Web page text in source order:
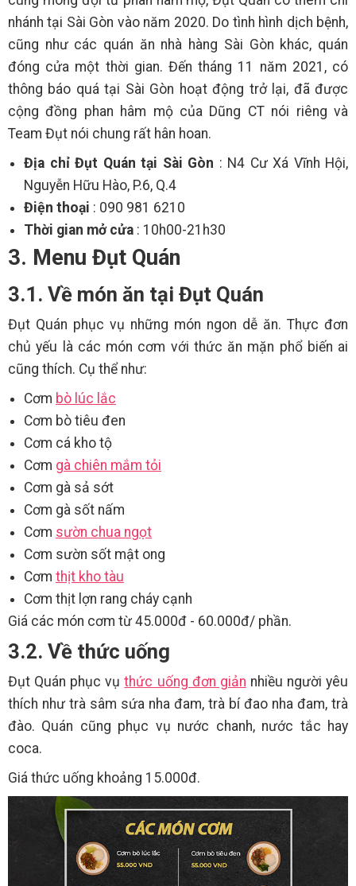
nhánh tại Sài Gòn vào năm 2020. Do tình hình dịch bệnh,
cũng như các quán ăn nhà hàng Sài Gòn khác, quán
đóng cửa một thời gian. Đến tháng 11 năm 2021, có
thông báo quá tại Sài Gòn hoạt động trở lại, đã được
cộng đồng phan hâm mộ của Dũng CT nói riêng và
Team Đụt nói chung rất hân hoan.
Địa chỉ Đụt Quán tại Sài Gòn : N4 Cư Xá Vĩnh Hội,
Nguyễn Hữu Hào, P.6, Q.4
Điện thoại : 090 981 6210
Thời gian mở cửa : 10h00-21h30
3. Menu Đụt Quán
3.1. Về món ăn tại Đụt Quán
Đụt Quán phục vụ những món ngon dễ ăn. Thực đơn
chủ yếu là các món cơm với thức ăn mặn phổ biến ai
cũng thích. Cụ thể như:
Cơm bò lúc lắc
Cơm bò tiêu đen
Cơm cá kho tộ
Cơm gà chiên mắm tỏi
Cơm gà sả sớt
Cơm gà sốt nấm
Cơm sườn chua ngọt
Cơm sườn sốt mật ong
Cơm thịt kho tàu
Cơm thịt lợn rang cháy cạnh
Giá các món cơm từ 45.000đ - 60.000đ/ phần.
3.2. Về thức uống
Đụt Quán phục vụthức uống đơn giản nhiều người yêu
thích như trà sâm sứa nha đam, trà bí đao nha đam, trà
đào. Quán cũng phục vụ nước chanh, nước tắc hay
coca.
Giá thức uống khoảng 15.000đ.